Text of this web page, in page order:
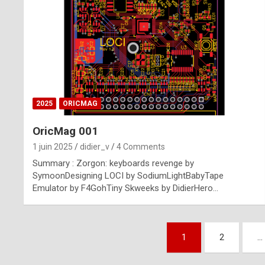
2025 ORICMAG
OricMag 001
1 juin 2025 didier_v 4 Comments
Summary : Zorgon: keyboards revenge by
SymoonDesigning LOCI by SodiumLightBabyTape
Emulator by F4GohTiny Skweeks by DidierHero…
1 2 …